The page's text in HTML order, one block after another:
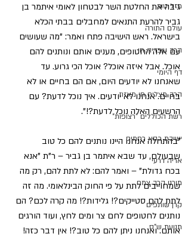
מזל טוב
עולם התורה
הרב עובדיה חן
דף היומי
הרב מצליח חי מאזוז
רשת הכוללים "רצופות"
ישיבת כסא רחמים
אריה דרעי
מורנו הרב צמח
קרן שותפים
תנועת ש"ס
גיבה את החלטת השר לבטחון לאומי איתמר בן
גביר להרעת התנאים למחבלים בבתי הכלא
בישראל. ראש הישיבה פתח ואמר: "מה שעושים
עם אלה החטופים, מענים אותם ונותנים להם
אוכל. אבל איזה אוכל? אוכל הכי גרוע. עד
שאנחנו לא יודעים היום, אם הם בחיים או לא
בחיים. אנחנו לא יודעים. איך נוכל לדעת? עם
הרשעים האלה נוכל לדעת?!".
"בהתחלה אנחנו היינו נותנים להם כל טוב
שבעולם, עד שבא איתמר בן גביר – ר"ת "אנא
בכח גדולת" – ואמר להם: לא לתת להם, רק מה
שמחוייבים לתת על פי החוק הבינלאומי. מה זה
לתת להם סטייקים?! גלידות?! מה קרה לכם? הם
נותנים לחטופים לחם צר ומים לחץ, ועוד הורגים
אותם. ואנחנו ניתן להם כל טוב?! אין דבר כזה!